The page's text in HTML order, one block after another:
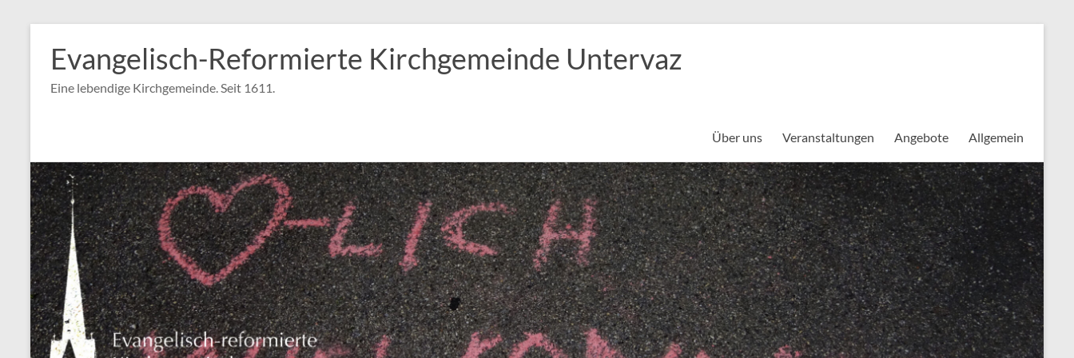
Inhalt
springen
Evangelisch-Reformierte Kirchgemeinde Untervaz
Eine lebendige Kirchgemeinde. Seit 1611.
Über uns Veranstaltungen Angebote Allgemein